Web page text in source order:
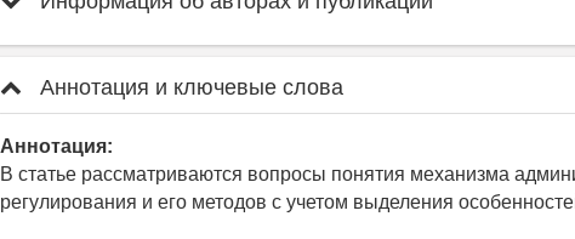
Аннотация и ключевые слова
Аннотация:
В статье рассматриваются вопросы понятия механизма
регулирования и его методов с учетом выделения